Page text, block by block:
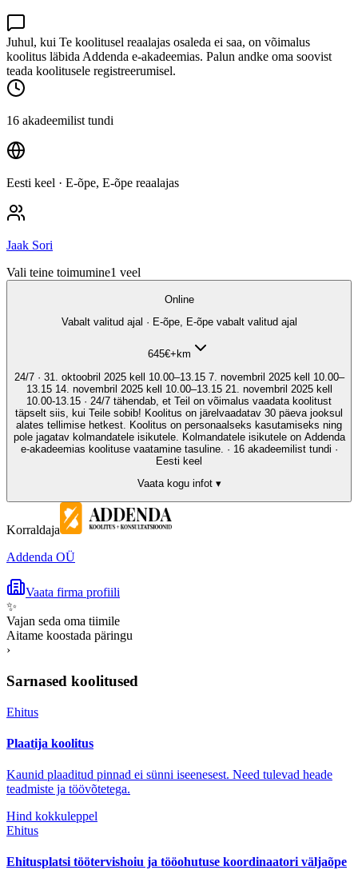
Juhul, kui Te koolitusel reaalajas osaleda ei saa, on võimalus
koolitus läbida Addenda e-akadeemias. Palun andke oma soovist
teada koolitusele registreerumisel.
16 akadeemilist tundi
Eesti keel · E-õpe, E-õpe reaalajas
Jaak Sori
Vali teine toimumine1 veel
Online
Vabalt valitud ajal · E-õpe, E-õpe vabalt valitud ajal
645€+km
24/7 · 31. oktoobril 2025 kell 10.00–13.15 7. novembril 2025 kell 10.00–
13.15 14. novembril 2025 kell 10.00–13.15 21. novembril 2025 kell
10.00-13.15 · 24/7 tähendab, et Teil on võimalus vaadata koolitust
täpselt siis, kui Teile sobib! Koolitus on järelvaadatav 30 päeva jooksul
alates tellimise hetkest. Koolitus on personaalseks kasutamiseks ning
pole jagatav kolmandatele isikutele. Kolmandatele isikutele on Addenda
e-akadeemias koolituse vaatamine tasuline. · 16 akadeemilist tundi ·
Eesti keel
Vaata kogu infot ▾
Korraldaja
Addenda OÜ
Vaata firma profiili
✨
Vajan seda oma tiimile
Aitame koostada päringu
›
Sarnased koolitused
Ehitus
Plaatija koolitus
Kaunid plaaditud pinnad ei sünni iseenesest. Need tulevad heade
teadmiste ja töövõtetega.
Hind kokkuleppel
Ehitus
Ehitusplatsi töötervishoiu ja tööohutuse koordinaatori väljaõpe